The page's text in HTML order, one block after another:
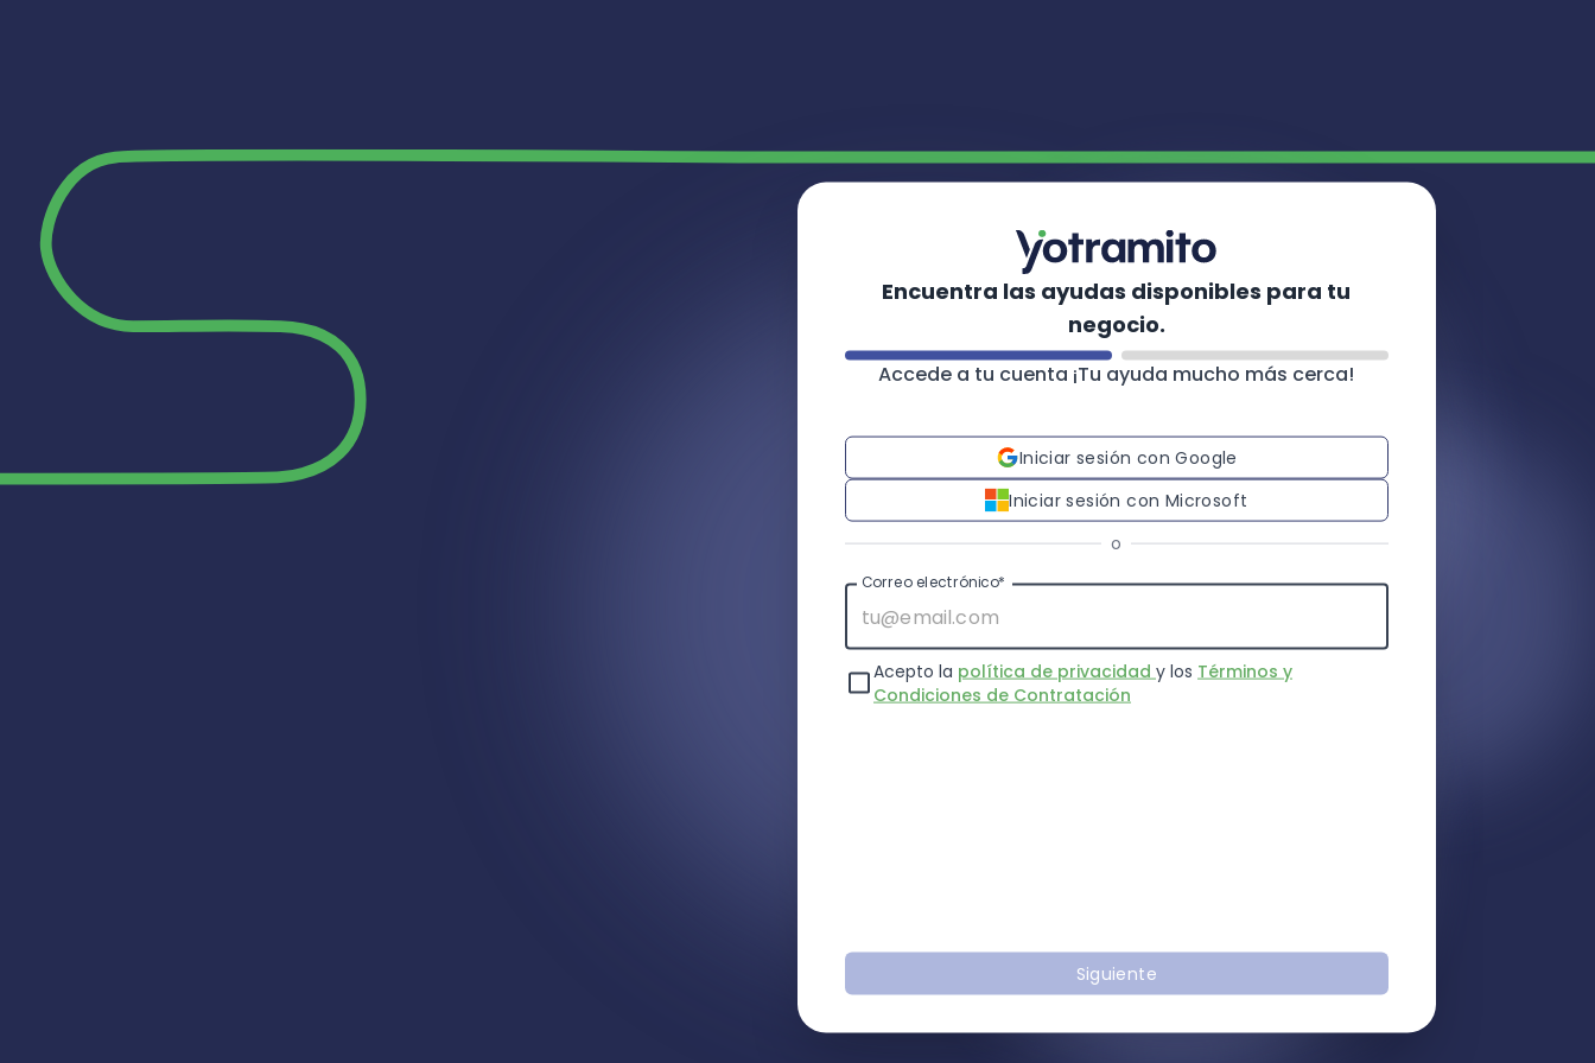
Encuentra las ayudas disponibles para tu
negocio.
Accede a tu cuenta ¡Tu ayuda mucho más cerca!
Iniciar sesión con Google
Iniciar sesión con Microsoft
o
Correo electrónico*
Acepto la política de privacidad y los Términos y
Condiciones de Contratación
Siguiente